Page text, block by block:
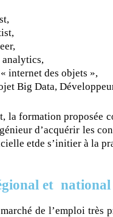
analytics,
internet des objets »,
Big Data,
la formation proposée
d’acquérir les
etde s’initier à la
et
de l’emploi très